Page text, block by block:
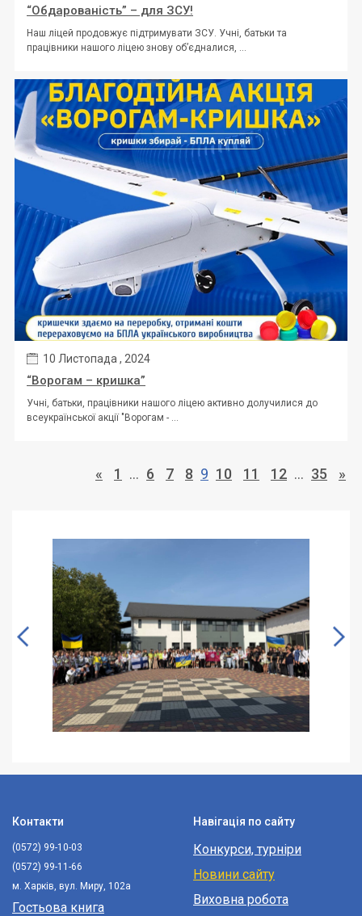
“Обдарованість” – для ЗСУ!
Наш ліцей продовжує підтримувати ЗСУ. Учні, батьки та
працівники нашого ліцею знову об’єдналися, ...
10 Листопада , 2024
“Ворогам – кришка”
Учні, батьки, працівники нашого ліцею активно долучилися до
всеукраїнської акції "Ворогам - ...
« 1 … 6 7 8 9 10 11 12 … 35 »
Навігація по сайту
Конкурси, турніри
Новини сайту
Виховна робота
Контакти
(0572) 99-10-03
(0572) 99-11-66
м. Харків, вул. Миру, 102а
Гостьова книга